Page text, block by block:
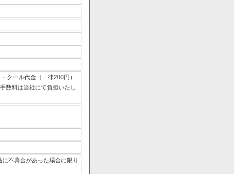
クール代金（一律200円）
数料は当社にて負担いたし
不具合があった場合に限り